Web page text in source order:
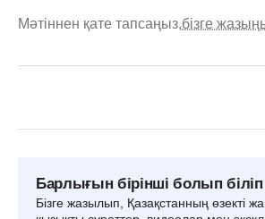
Мәтіннен қате тапсаңыз,бізге
Барлығын бірінші болып
Бізге жазылып, Қазақстанның өзекті